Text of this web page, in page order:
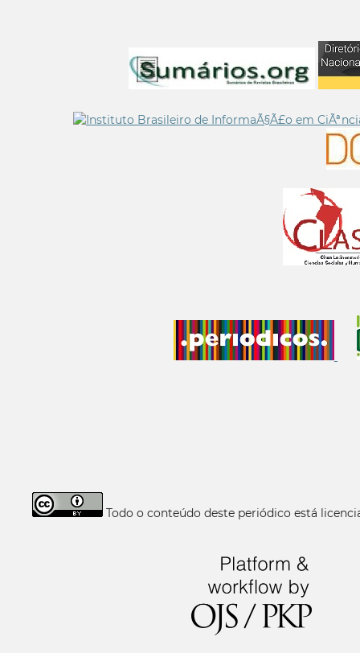
Todo o conteúdo deste periódico está